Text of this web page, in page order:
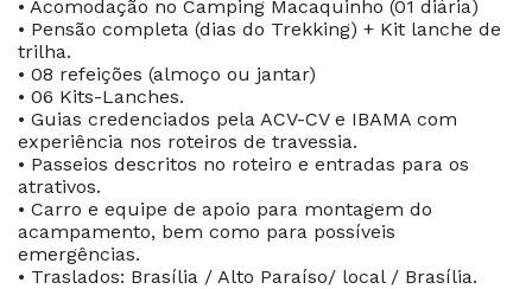
• Acomodação no Camping Macaquinho (01 diária)
• Pensão completa (dias do Trekking) + Kit lanche de
trilha.
• 08 refeições (almoço ou jantar)
• 06 Kits-Lanches.
• Guias credenciados pela ACV-CV e IBAMA com
experiência nos roteiros de travessia.
• Passeios descritos no roteiro e entradas para os
atrativos.
• Carro e equipe de apoio para montagem do
acampamento, bem como para possíveis
emergências.
• Traslados: Brasília / Alto Paraíso/ local / Brasília.